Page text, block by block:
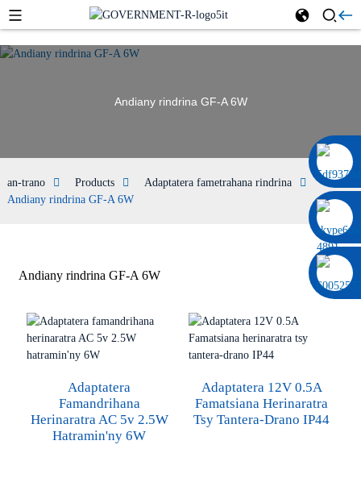
0086 13322920697
Andiany rindrina GF-A 6W
an-trano Products
Adaptatera fametrahana rindrina
Andiany rindrina GF-A 6W
Andiany rindrina GF-A 6W
Adaptatera
Famandrihana
Herinaratra AC 5v 2.5W
Hatramin'ny 6W
Adaptatera 12V 0.5A
Famatsiana Herinaratra
Tsy Tantera-Drano IP44